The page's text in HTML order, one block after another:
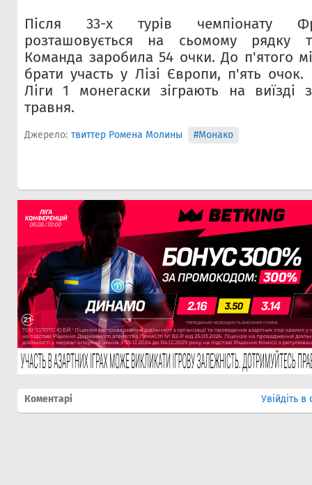
Після 33-х турів чемпіонату
розташовується на сьомому рядку
Команда заробила 54 очки. До п'ятого
брати участь у Лізі Європи, п'ять очок.
Ліги 1 монегаски зіграють на виїзді
травня.
Джерело: твиттер Ромена Молины #Монако
Коментарі Увійдіть в